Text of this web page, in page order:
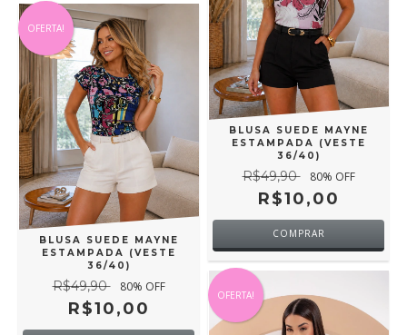
OFERTA!
BLUSA SUEDE MAYNE
ESTAMPADA (VESTE
36/40)
R$49,90 80% OFF
R$10,00
BLUSA SUEDE MAYNE
ESTAMPADA (VESTE
36/40)
R$49,90 80% OFF
R$10,00
COMPRAR
OFERTA!